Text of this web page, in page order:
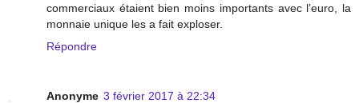
commerciaux étaient bien moins importants avec l’euro, la
monnaie unique les a fait exploser.
Répondre
Anonyme 3 février 2017 à 22:34